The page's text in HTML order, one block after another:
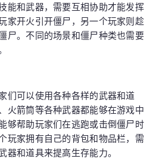
能和武器，需要互相协助才能发挥
家开火引开僵尸，另一个玩家则趁
尸。不同的场景和僵尸种类也需要
们可以使用各种各样的武器和道
火箭筒等各种武器都能够在游戏中
够帮助玩家们在逃跑或击倒僵尸时
玩家拥有自己的背包和物品栏，需
器和道具来提高生存能力。